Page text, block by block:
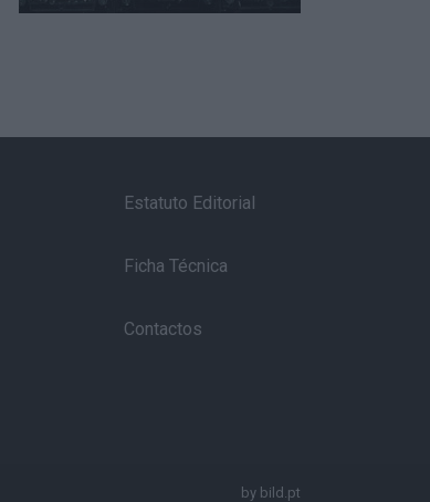
Estatuto Editorial
Ficha Técnica
Contactos
by bild.pt